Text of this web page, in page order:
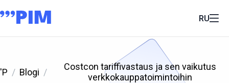
RU
'P Blogi
Costcon tariffivastaus ja sen vaikutus
verkkokauppatoimintoihin